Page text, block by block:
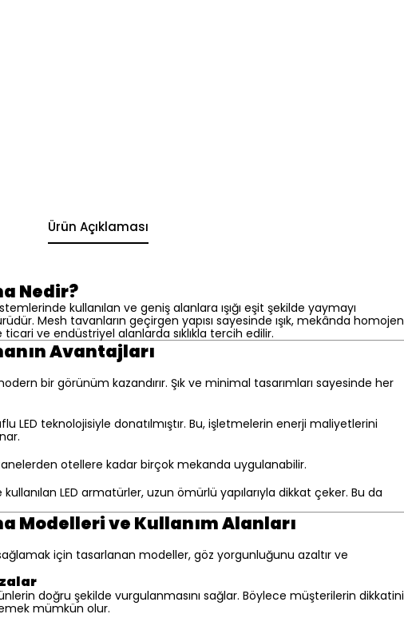
Ürün Açıklaması
Nedir?
kullanılan ve geniş alanlara ışığı eşit şekilde yaymayı
Mesh tavanların geçirgen yapısı sayesinde ışık, mekânda homojen
ticari ve endüstriyel alanlarda sıklıkla tercih edilir.
Avantajları
bir görünüm kazandırır. Şık ve minimal tasarımları sayesinde her
LED teknolojisiyle donatılmıştır. Bu, işletmelerin enerji maliyetlerini
otellere kadar birçok mekanda uygulanabilir.
LED armatürler, uzun ömürlü yapılarıyla dikkat çeker. Bu da
Modelleri ve Kullanım Alanları
için tasarlanan modeller, göz yorgunluğunu azaltır ve
doğru şekilde vurgulanmasını sağlar. Böylece müşterilerin dikkatini
mümkün olur.